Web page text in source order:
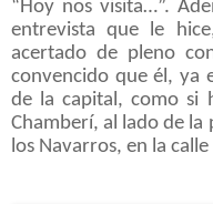
“Hoy nos visita…”.
entrevista que le
acertado de pleno
convencido que él, ya
de la capital, como si
Chamberí, al lado de la
los Navarros, en la